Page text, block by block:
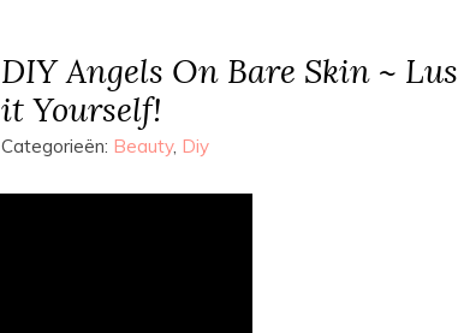
DIY Angels On Bare Skin ~
it Yourself!
Categorieën: Beauty, Diy